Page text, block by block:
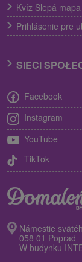
Kvíz Slepá
Prihlásenie pre
SIECI
Facebook
Instagram
YouTube
TikTok
Námestie
058 01 Poprad
W budynku